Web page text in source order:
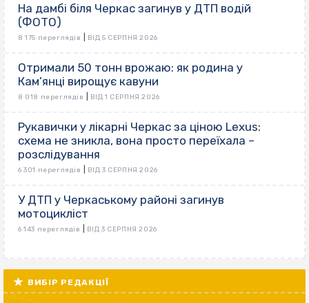
На дамбі біля Черкас загинув у ДТП водій
(ФОТО)
8 175 переглядів ВІД 5 СЕРПНЯ 2026
Отримали 50 тонн врожаю: як родина у
Кам’янці вирощує кавуни
8 018 переглядів ВІД 1 СЕРПНЯ 2026
Рукавички у лікарні Черкас за ціною Lexus:
схема не зникла, вона просто переїхала –
розслідування
6 301 переглядів ВІД 3 СЕРПНЯ 2026
У ДТП у Черкаському районі загинув
мотоцикліст
6 143 переглядів ВІД 3 СЕРПНЯ 2026
ВИБІР РЕДАКЦІЇ